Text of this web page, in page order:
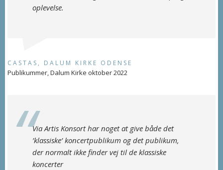
oplevelse.
CASTAS, DALUM KIRKE ODENSE
Publikummer, Dalum Kirke oktober 2022
Via Artis Konsort har noget at give både det
’klassiske’ koncertpublikum og det publikum,
der normalt ikke finder vej til de klassiske
koncerter